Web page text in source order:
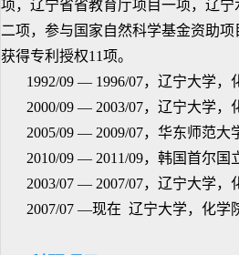
项，辽宁省省教育厅项目一项，辽
二项，参与国家自然科学基金资助
获得专利授权11项。
1992/09 — 1996/07，辽宁大学，
2000/09 — 2003/07，辽宁大学，
2005/09 — 2009/07，华东师范大
2010/09 — 2011/09，韩国首尔国
2003/07 — 2007/07，辽宁大学，
2007/07 —现在 辽宁大学，化学